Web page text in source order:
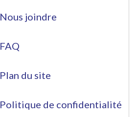
Nous joindre
FAQ
Plan du site
Politique de confidentialité